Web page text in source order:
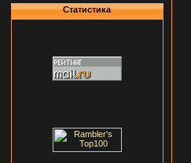
Статистика